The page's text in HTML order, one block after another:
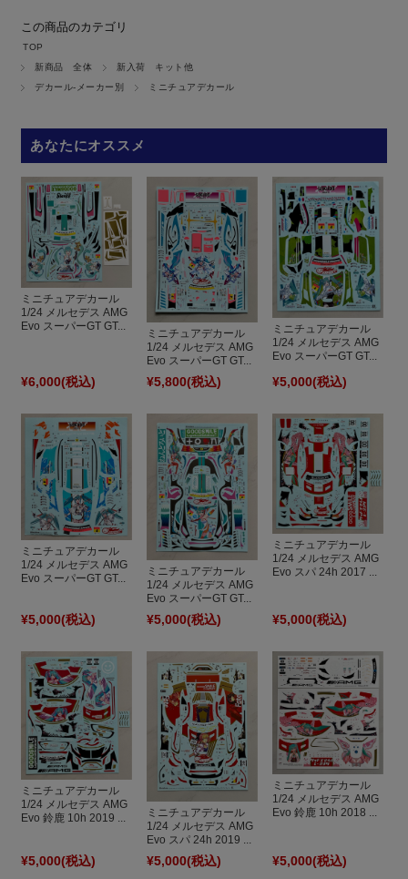
この商品のカテゴリ
TOP
新商品 全体
新入荷 キット他
デカール-メーカー別
ミニチュアデカール
あなたにオススメ
ミニチュアデカール
1/24 メルセデス AMG
Evo スーパーGT GT...
¥6,000(税込)
ミニチュアデカール
1/24 メルセデス AMG
Evo スーパーGT GT...
¥5,800(税込)
ミニチュアデカール
1/24 メルセデス AMG
Evo スーパーGT GT...
¥5,000(税込)
ミニチュアデカール
1/24 メルセデス AMG
Evo スーパーGT GT...
¥5,000(税込)
ミニチュアデカール
1/24 メルセデス AMG
Evo スーパーGT GT...
¥5,000(税込)
ミニチュアデカール
1/24 メルセデス AMG
Evo スパ 24h 2017 ...
¥5,000(税込)
ミニチュアデカール
1/24 メルセデス AMG
Evo 鈴鹿 10h 2019 ...
¥5,000(税込)
ミニチュアデカール
1/24 メルセデス AMG
Evo スパ 24h 2019 ...
¥5,000(税込)
ミニチュアデカール
1/24 メルセデス AMG
Evo 鈴鹿 10h 2018 ...
¥5,000(税込)